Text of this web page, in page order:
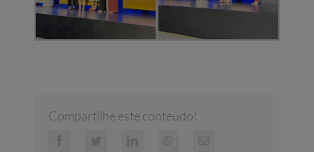
Compartilhe este conteúdo!